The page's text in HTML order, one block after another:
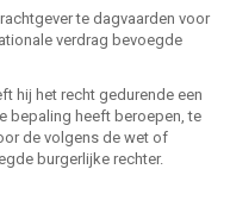
te dagvaarden voor
verdrag bevoegde
hij het recht gedurende een
bepaling heeft beroepen, te
de volgens de wet of
burgerlijke rechter.